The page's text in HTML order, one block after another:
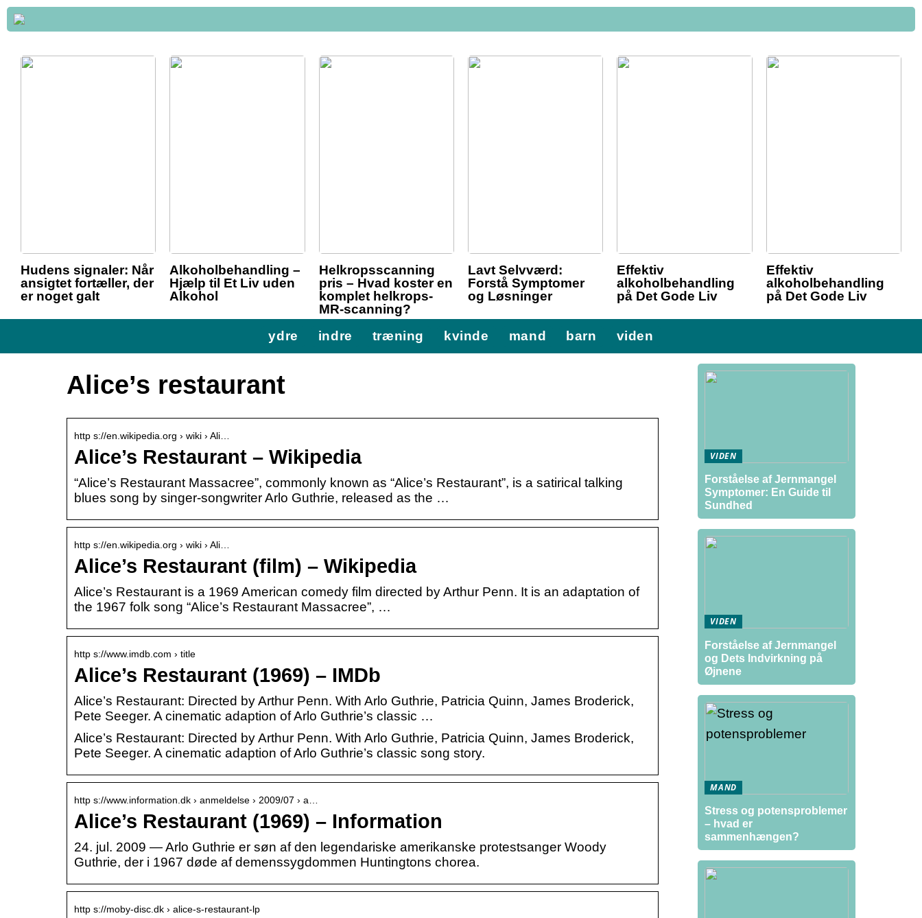
Hudens signaler: Når
ansigtet fortæller, der
er noget galt
Alkoholbehandling –
Hjælp til Et Liv uden
Alkohol
Helkropsscanning
pris – Hvad koster en
komplet helkrops-
MR-scanning?
Lavt Selvværd:
Forstå Symptomer
og Løsninger
Effektiv
alkoholbehandling
på Det Gode Liv
Effektiv
alkoholbehandling
på Det Gode Liv
ydre indre træning kvinde mand barn viden
Alice’s restaurant
http s://en.wikipedia.org › wiki › Ali…
Alice’s Restaurant – Wikipedia
“Alice’s Restaurant Massacree”, commonly known as “Alice’s Restaurant”, is a satirical talking
blues song by singer-songwriter Arlo Guthrie, released as the …
http s://en.wikipedia.org › wiki › Ali…
Alice’s Restaurant (film) – Wikipedia
Alice’s Restaurant is a 1969 American comedy film directed by Arthur Penn. It is an adaptation of
the 1967 folk song “Alice’s Restaurant Massacree”, …
http s://www.imdb.com › title
Alice’s Restaurant (1969) – IMDb
Alice’s Restaurant: Directed by Arthur Penn. With Arlo Guthrie, Patricia Quinn, James Broderick,
Pete Seeger. A cinematic adaption of Arlo Guthrie’s classic …
Alice’s Restaurant: Directed by Arthur Penn. With Arlo Guthrie, Patricia Quinn, James Broderick,
Pete Seeger. A cinematic adaption of Arlo Guthrie’s classic song story.
http s://www.information.dk › anmeldelse › 2009/07 › a…
Alice’s Restaurant (1969) – Information
24. jul. 2009 — Arlo Guthrie er søn af den legendariske amerikanske protestsanger Woody
Guthrie, der i 1967 døde af demenssygdommen Huntingtons chorea.
http s://moby-disc.dk › alice-s-restaurant-lp
VIDEN
Forståelse af Jernmangel
Symptomer: En Guide til
Sundhed
VIDEN
Forståelse af Jernmangel
og Dets Indvirkning på
Øjnene
MAND
Stress og potensproblemer
– hvad er
sammenhængen?